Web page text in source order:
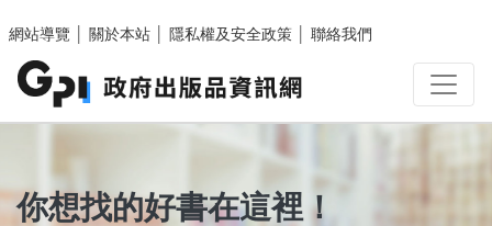
網站導覽
關於本站 隱私權及安全政策 聯絡我們
你想找的好書在這裡！